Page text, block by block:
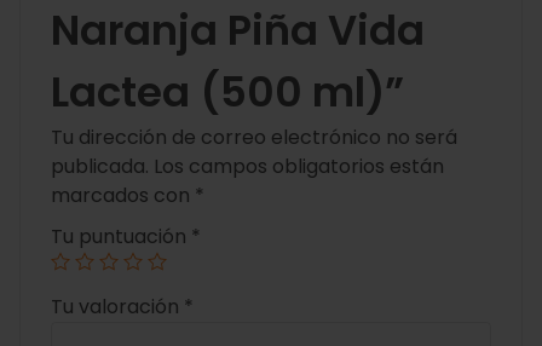
Naranja Piña Vida
Lactea (500 ml)”
Tu dirección de correo electrónico no será
publicada. Los campos obligatorios están
marcados con *
Tu puntuación *
Tu valoración *